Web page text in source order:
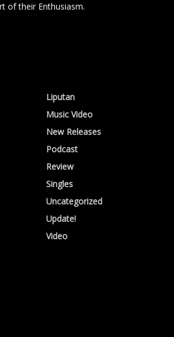
of their Enthusiasm.
Liputan
Music Video
New Releases
Podcast
Review
Singles
Uncategorized
Update!
Video